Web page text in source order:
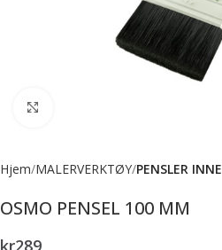
Hjem MALERVERKTØY PENSLER INNE
OSMO PENSEL 100 MM
kr289